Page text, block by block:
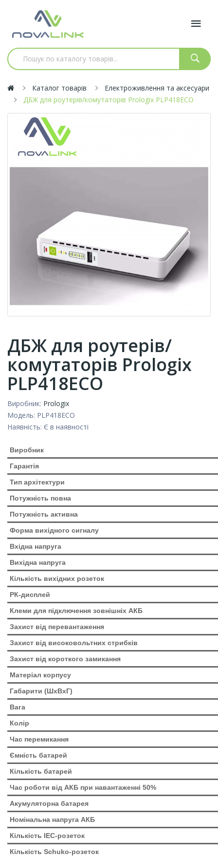
Каталог товарів
Електроживлення та аксесуари
ДБЖ для роутерів/комутаторів Prologix PLP418ECO
ДБЖ для роутерів/
комутаторів Prologix
PLP418ECO
Виробник: Prologix
Модель: PLP418ECO
Наявність: Є в наявності
Виробник
Гарантія
Тип архітектури
Потужність повна
Потужність активна
Форма вихідного сигналу
Вхідна напруга
Вихідна напруга
Кількість вихідних розеток
РК-дисплей
Клеми для підключення зовнішніх АКБ
Захист від перевантаження
Захист від високовольтних стрибків
Захист від короткого замикання
Матеріал корпусу
Габарити (ШхВхГ)
Вага
Колір
Час перемикання
Ємність батарей
Кількість батарей
Час роботи від АКБ при навантаженні 50%
Акумуляторна батарея
Номінальна напруга АКБ
Кількість IEC-розеток
Кількість Schuko-розеток